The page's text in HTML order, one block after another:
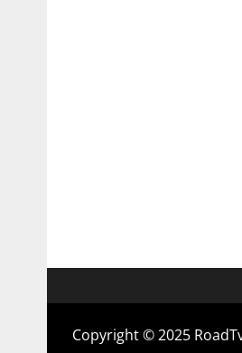
Copyright ©️ 2025